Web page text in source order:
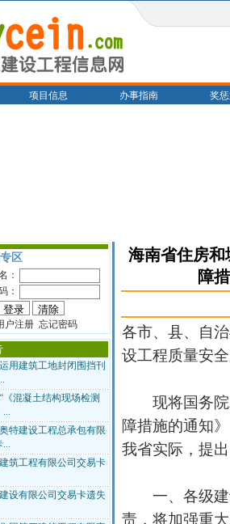
项目信息 办事指南 奖
区
：
：
户注册 忘记密码
用建筑工地封闭围挡刊
《混凝土结构现场检测
...
特建设工程总承包有限
...
筑工程有限公司交易卡
设有限公司交易卡遗失
海南省住房
障
各市、县、自
设工程质量安
现将国务院
障措施的通知
我省实际，提
一、各级建
责，将加强重